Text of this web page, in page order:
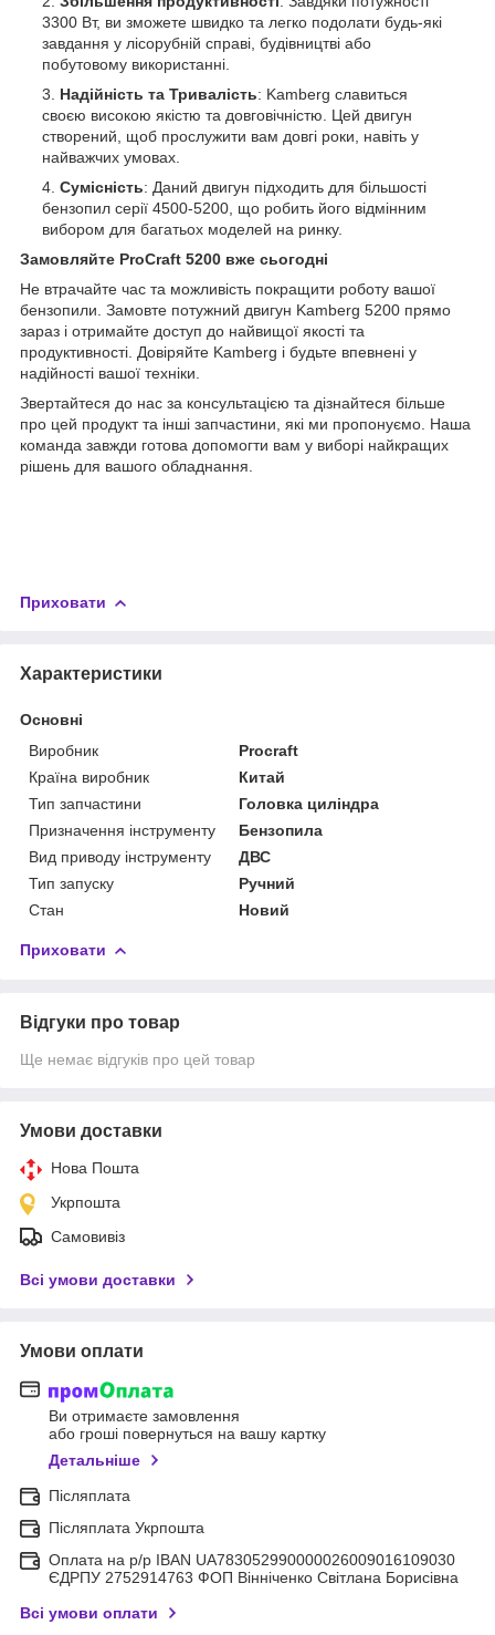
3300 Вт, ви зможете швидко та легко подолати будь-які
завдання у лісорубній справі, будівництві або
побутовому використанні.
Надійність та Тривалість: Kamberg славиться
своєю високою якістю та довговічністю. Цей двигун
створений, щоб прослужити вам довгі роки, навіть у
найважчих умовах.
Сумісність: Даний двигун підходить для більшості
бензопил серії 4500-5200, що робить його відмінним
вибором для багатьох моделей на ринку.
Замовляйте ProCraft 5200 вже сьогодні
Не втрачайте час та можливість покращити роботу вашої
бензопили. Замовте потужний двигун Kamberg 5200 прямо
зараз і отримайте доступ до найвищої якості та
продуктивності. Довіряйте Kamberg і будьте впевнені у
надійності вашої техніки.
Звертайтеся до нас за консультацією та дізнайтеся більше
про цей продукт та інші запчастини, які ми пропонуємо. Наша
команда завжди готова допомогти вам у виборі найкращих
рішень для вашого обладнання.
Приховати
Характеристики
Основні
Виробник
Procraft
Країна виробник
Китай
Тип запчастини
Головка циліндра
Призначення інструменту
Бензопила
Вид приводу інструменту
ДВС
Тип запуску
Ручний
Стан
Новий
Приховати
Відгуки про товар
Ще немає відгуків про цей товар
Умови доставки
Нова Пошта
Укрпошта
Самовивіз
Всі умови доставки
Умови оплати
Ви отримаєте замовлення
або гроші повернуться на вашу картку
Детальніше
Післяплата
Післяплата Укрпошта
Оплата на р/р IBAN UA783052990000026009016109030
ЄДРПУ 2752914763 ФОП Вінніченко Світлана Борисівна
Всі умови оплати